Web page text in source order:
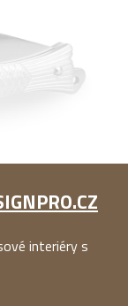
interiéry s